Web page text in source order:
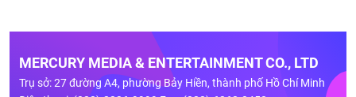
MERCURY MEDIA & ENTERTAINMENT CO., LTD
Trụ sở: 27 đường A4, phường Bảy Hiền, thành phố Hồ Chí Minh